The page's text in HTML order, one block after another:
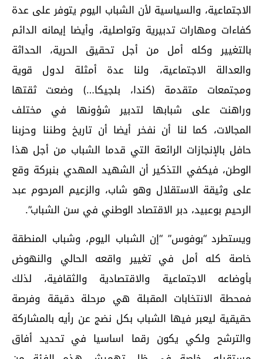
الاجتماعية، والسياسية لأن الشباب اليوم يتوفر على عدة
كفاءات ومهارات تدبيرية وتواصلية، وأيضا إيمانه الدائم
بالتغيير وكله أمل من أجل تحقيق الحرية، الحداثة
والعدالة الاجتماعية، ولنا عدة أمثلة لدول قوية
ومجتمعات متقدمة (كندا، بلجيكا…) وضعت ثقتها
وراهنت على شبابها لتدبير شؤونها في مختلف
المجالات، كما لنا أن نفخر أيضا أن تاريخ وطننا وحزبنا
حافل بالإنجازات الرائعة التي قدما الشباب من أجل هذا
الوطن، فيكفي التذكير أن الشهيد المهدي بنبركة وقع
على وثيقة الاستقلال وهو شاب، والزعيم المرحوم عبد
الرحيم بوعبيد، دبر الاقتصاد الوطني في سن الشباب”.
ويستطرد “بوفوس” “إن الشباب اليوم، وشباب المنطقة
خاصة كله أمل في تغيير واقعه الحالي والنهوض
بأوضاعه الاجتماعية والاقتصادية والثقافية، لذلك
فمحطة الانتخابات المقبلة هي مرحلة دقيقة وفرصة
حقيقية ليعبر فيها الشباب بكل نضج عن رأيه بالمشاركة
والترشح ولكي يكون رقما اساسيا في تحديد أفاق